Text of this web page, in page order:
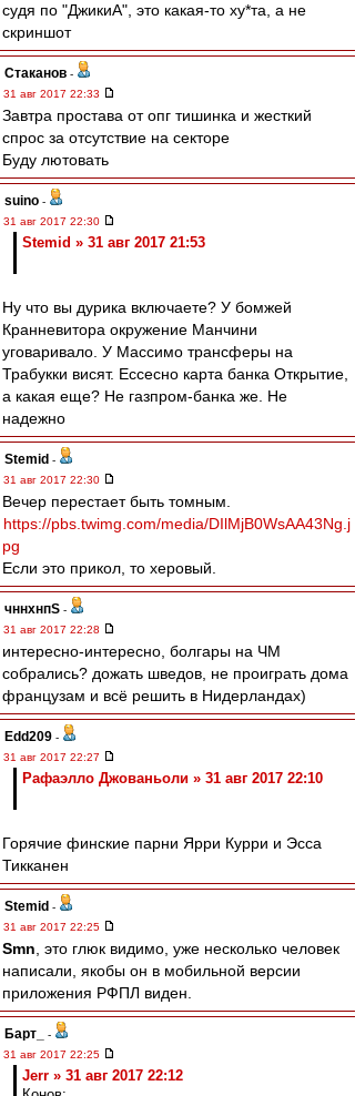
судя по "ДжикиА", это какая-то ху*та, а не
скриншот
Cтаканов -
31 авг 2017 22:33
Завтра простава от опг тишинка и жесткий
спрос за отсутствие на секторе
Буду лютовать
suino -
31 авг 2017 22:30
Stemid » 31 авг 2017 21:53
Ну что вы дурика включаете? У бомжей
Кранневитора окружение Манчини
уговаривало. У Массимо трансферы на
Трабукки висят. Ессесно карта банка Открытие,
а какая еще? Не газпром-банка же. Не
надежно
Stemid -
31 авг 2017 22:30
Вечер перестает быть томным.
https://pbs.twimg.com/media/DIlMjB0WsAA43Ng.j
pg
Если это прикол, то херовый.
чннхнпS -
31 авг 2017 22:28
интересно-интересно, болгары на ЧМ
собрались? дожать шведов, не проиграть дома
французам и всё решить в Нидерландах)
Edd209 -
31 авг 2017 22:27
Рафаэлло Джованьоли » 31 авг 2017 22:10
Горячие финские парни Ярри Курри и Эсса
Тикканен
Stemid -
31 авг 2017 22:25
Smn , это глюк видимо, уже несколько человек
написали, якобы он в мобильной версии
приложения РФПЛ виден.
Барт_
-
31 авг 2017 22:25
Jerr » 31 авг 2017 22:12